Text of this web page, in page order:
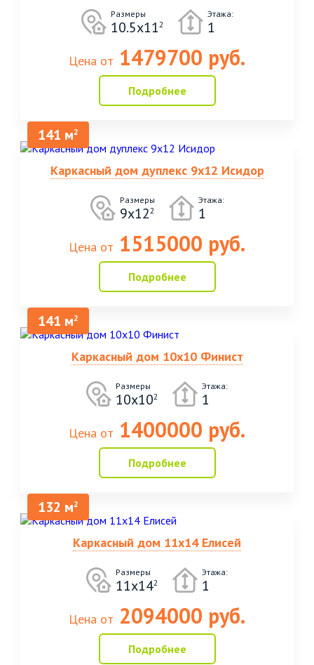
Размеры
10.5х112
Этажа:
1
Цена от 1479700 руб.
Подробнее
141 м2
Каркасный дом дуплекс 9х12 Исидор
Размеры
9х122
Этажа:
1
Цена от 1515000 руб.
Подробнее
141 м2
Каркасный дом 10х10 Финист
Размеры
10х102
Этажа:
1
Цена от 1400000 руб.
Подробнее
132 м2
Каркасный дом 11х14 Елисей
Размеры
11х142
Этажа:
1
Цена от 2094000 руб.
Подробнее